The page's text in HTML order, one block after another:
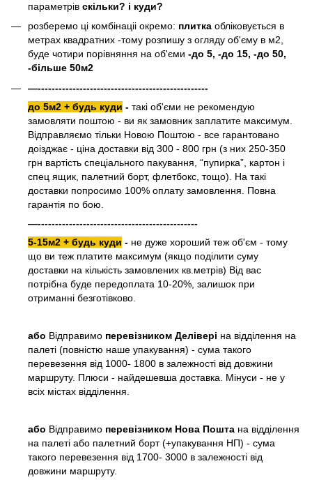
параметрів скільки? і куди?
розберемо ці комбінаціі окремо: плитка обліковується в
метрах квадратних -тому розпишу з огляду об'єму в м2,
буде чотири порівняння на об'єми -до 5, -до 15, -до 50,
-більше 50м2
—-------------------------------------------------
до 5м2 + будь куди - такі об'єми не рекомендую
замовляти поштою - ви як замовник заплатите максимум.
Відправляємо тільки Новою Поштою - все гарантовано
доізджає - ціна доставки від 300 - 800 грн (з них 250-350
грн вартість спеціального пакування, “пупирка”, картон і
спец ящик, палетний борт, флетбокс, тощо). На такі
доставки попросимо 100% оплату замовлення. Повна
гарантія по бою.
—----------------------------------------------
5-15м2 + будь куди - не дуже хороший теж об'єм - тому
що ви теж платите максимум (якщо поділити суму
доставки на кількість замовлених кв.метрів) Від вас
потрібна буде передоплата 10-20%, залишок при
отриманні безготівково.
або Відправимо перевізником Делівері на відділення на
палеті (повністю наше упакування) - сума такого
перевезення від 1000- 1800 в залежності від довжини
маршруту. Плюси - найдешевша доставка. Мінуси - не у
всіх містах відділення.
або Відправимо перевізником Нова Пошта на відділення
на палеті або палетний борт (+упакування НП) - сума
такого перевезення від 1700- 3000 в залежності від
довжини маршруту.